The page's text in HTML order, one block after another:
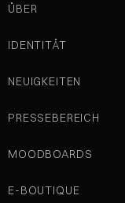
ÜBER
IDENTITÄT
NEUIGKEITEN
PRESSEBEREICH
MOODBOARDS
E-BOUTIQUE